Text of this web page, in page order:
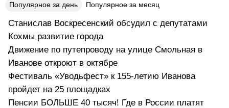
Популярное за день Популярное за месяц
Станислав Воскресенский обсудил с депутатами
Кохмы развитие города
Движение по путепроводу на улице Смольная в
Иванове откроют в октябре
Фестиваль «Уводьфест» к 155-летию Иванова
пройдет на 25 площадках
Пенсии БОЛЬШЕ 40 тысяч! Где в России платят